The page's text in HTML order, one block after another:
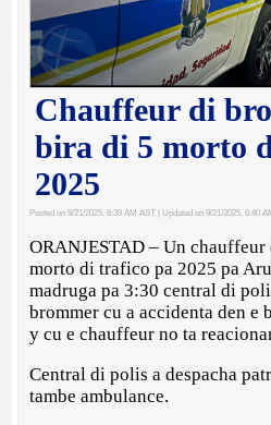
Chauffeur di
bira di 5 morto
2025
Posted on 9/21/2025, 6:39 AM AST | Updated on 9/21/2025, 6:40
ORANJESTAD – Un
morto di trafico pa 2025 pa
madruga pa 3:30 central di
brommer cu a accidenta den e
y cu e chauffeur no ta
Central di polis a despacha
tambe ambulance.